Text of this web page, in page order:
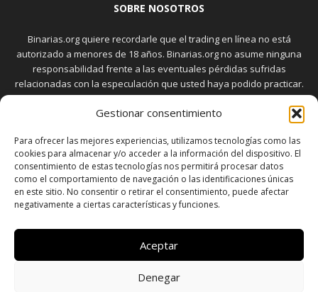
Gestionar consentimiento
Para ofrecer las mejores experiencias, utilizamos tecnologías como las
cookies para almacenar y/o acceder a la información del dispositivo. El
consentimiento de estas tecnologías nos permitirá procesar datos
como el comportamiento de navegación o las identificaciones únicas
en este sitio. No consentir o retirar el consentimiento, puede afectar
negativamente a ciertas características y funciones.
Aceptar
Denegar
SOBRE NOSOTROS
Binarias.org quiere recordarle que el trading en línea no está
autorizado a menores de 18 años. Binarias.org no asume ninguna
responsabilidad frente a las eventuales pérdidas sufridas
relacionadas con la especulación que usted haya podido practicar.
El trading en el mercado de opciones binarias implica riesgos
elevados. Usted debe conocer y aceptar estos riesgos, que
transacciones bursátiles.
SÍGUENOS